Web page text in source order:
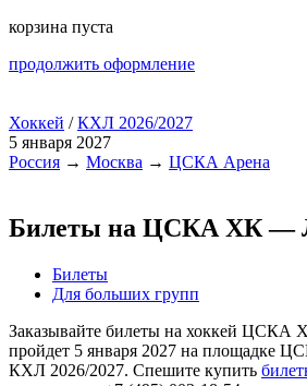
корзина пуста
продолжить оформление
Хоккей /КХЛ 2026/2027
5 января 2027
Россия → Москва → ЦСКА Арена
Билеты на ЦСКА ХК —
Билеты
Для больших групп
Заказывайте билеты на хоккей ЦСКА
пройдет 5 января 2027 на площадке
КХЛ 2026/2027. Спешите купить